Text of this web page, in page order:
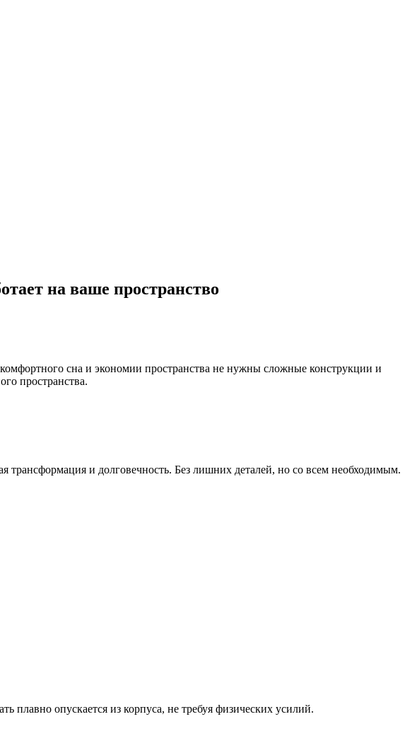
на ваше пространство
сна и экономии пространства не нужны сложные конструкции и
пространства.
трансформация и долговечность. Без лишних деталей, но со всем необходимым.
плавно опускается из корпуса, не требуя физических усилий.